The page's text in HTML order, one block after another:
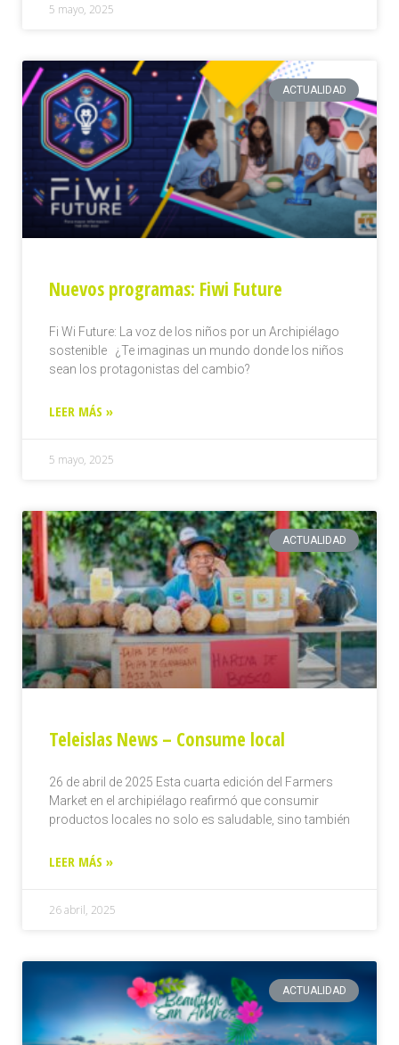
5 mayo, 2025
ACTUALIDAD
Nuevos programas: Fiwi Future
Fi Wi Future: La voz de los niños por un Archipiélago
sostenible ¿Te imaginas un mundo donde los niños
sean los protagonistas del cambio?
LEER MÁS »
5 mayo, 2025
ACTUALIDAD
Teleislas News – Consume local
26 de abril de 2025 Esta cuarta edición del Farmers
Market en el archipiélago reafirmó que consumir
productos locales no solo es saludable, sino también
LEER MÁS »
26 abril, 2025
ACTUALIDAD